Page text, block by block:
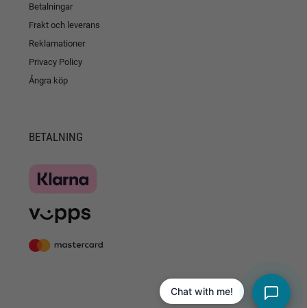
Betalningar
Frakt och leverans
Reklamationer
Privacy Policy
Ångra köp
BETALNING
Chat with me!